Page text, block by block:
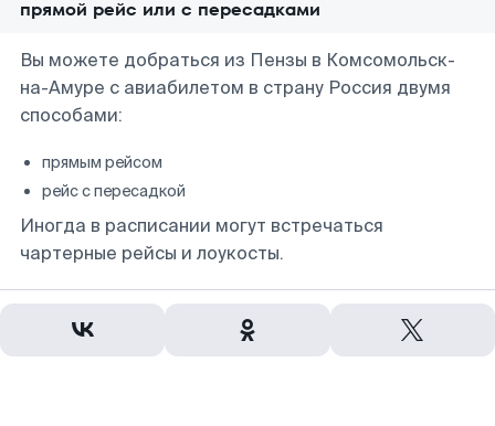
прямой рейс или с пересадками
Вы можете добраться из Пензы в Комсомольск-
на-Амуре с авиабилетом в страну Россия двумя
способами:
прямым рейсом
рейс с пересадкой
Иногда в расписании могут встречаться
чартерные рейсы и лоукосты.